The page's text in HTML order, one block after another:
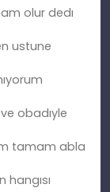
olur dedı
ustune
obadıyle
tamam abla
hangısı